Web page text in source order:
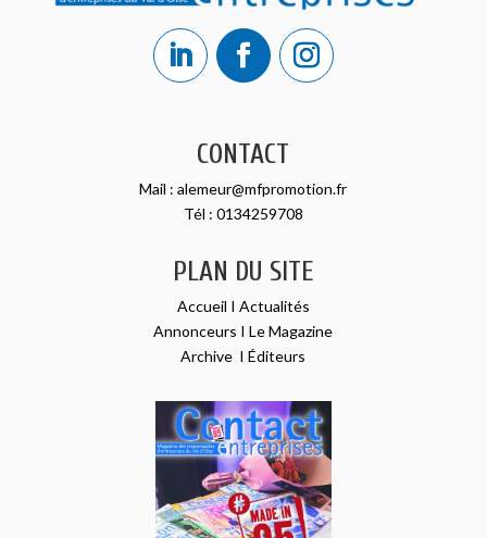
CONTACT
Mail :alemeur@mfpromotion.fr
Tél : 0134259708
PLAN DU SITE
Accueil I Actualités
Annonceurs ILe Magazine
Archive IÉditeurs